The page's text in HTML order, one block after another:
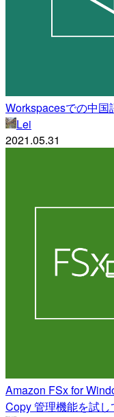
Workspacesでの中
Lei
2021.05.31
Amazon FSx for
Copy 管理機能を試し